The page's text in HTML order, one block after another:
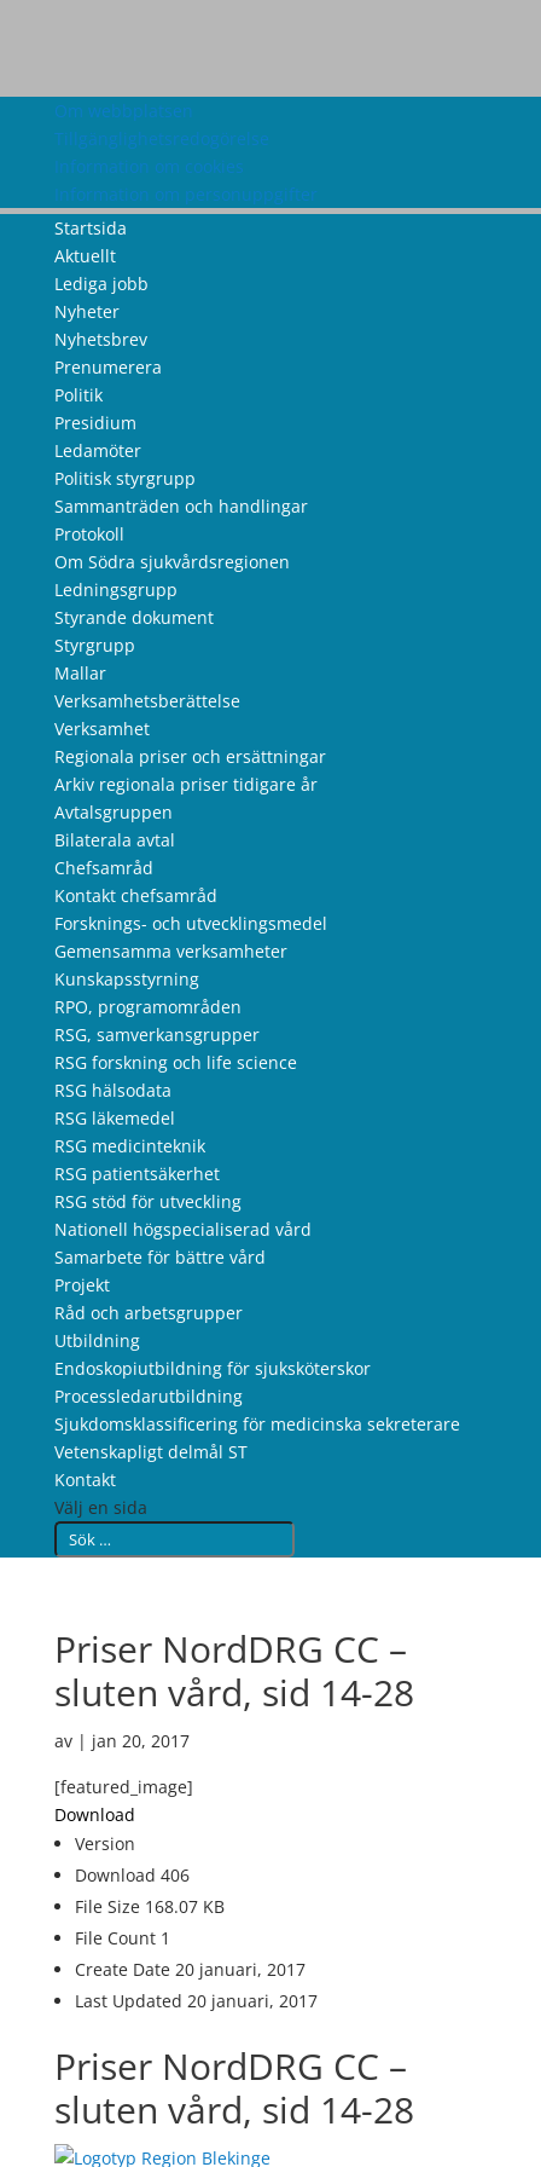
Om webbplatsen
Tillgänglighetsredogörelse
Information om cookies
Information om personuppgifter
Startsida
Aktuellt
Lediga jobb
Nyheter
Nyhetsbrev
Prenumerera
Politik
Presidium
Ledamöter
Politisk styrgrupp
Sammanträden och handlingar
Protokoll
Om Södra sjukvårdsregionen
Ledningsgrupp
Styrande dokument
Styrgrupp
Mallar
Verksamhetsberättelse
Verksamhet
Regionala priser och ersättningar
Arkiv regionala priser tidigare år
Avtalsgruppen
Bilaterala avtal
Chefsamråd
Kontakt chefsamråd
Forsknings- och utvecklingsmedel
Gemensamma verksamheter
Kunskapsstyrning
RPO, programområden
RSG, samverkansgrupper
RSG forskning och life science
RSG hälsodata
RSG läkemedel
RSG medicinteknik
RSG patientsäkerhet
RSG stöd för utveckling
Nationell högspecialiserad vård
Samarbete för bättre vård
Projekt
Råd och arbetsgrupper
Utbildning
Endoskopiutbildning för sjuksköterskor
Processledarutbildning
Sjukdomsklassificering för medicinska sekreterare
Vetenskapligt delmål ST
Kontakt
Välj en sida
Priser NordDRG CC –
sluten vård, sid 14-28
av | jan 20, 2017
[featured_image]
Download
Version
Download 406
File Size 168.07 KB
File Count 1
Create Date 20 januari, 2017
Last Updated 20 januari, 2017
Priser NordDRG CC –
sluten vård, sid 14-28